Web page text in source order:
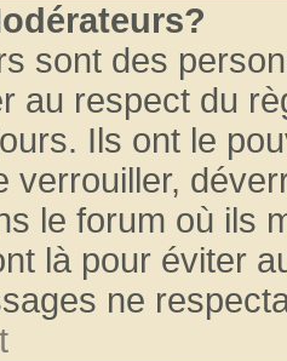
sont des
au respect du
Ils ont le
verrouiller,
le forum où ils
là pour éviter
ne